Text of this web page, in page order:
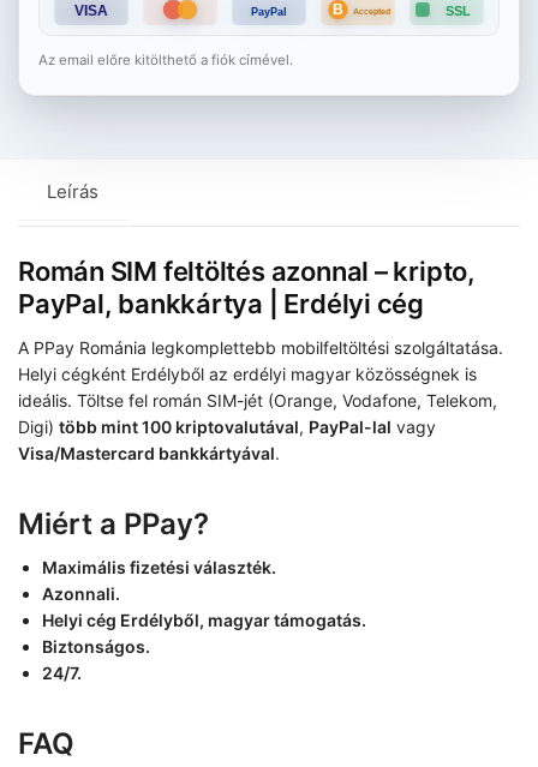
VISA PayPal B Accepted SSL
Az email előre kitölthető a fiók címével.
Leírás
Román SIM feltöltés azonnal – kripto,
PayPal, bankkártya | Erdélyi cég
A PPay Románia legkomplettebb mobilfeltöltési szolgáltatása.
Helyi cégként Erdélyből az erdélyi magyar közösségnek is
ideális. Töltse fel román SIM-jét (Orange, Vodafone, Telekom,
Digi) több mint 100 kriptovalutával, PayPal-lal vagy
Visa/Mastercard bankkártyával.
Miért a PPay?
Maximális fizetési választék.
Azonnali.
Helyi cég Erdélyből, magyar támogatás.
Biztonságos.
24/7.
FAQ